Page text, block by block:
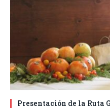
Presentación de la Ruta